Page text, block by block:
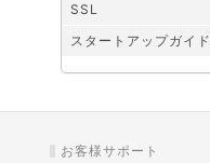
SSL
スタートアップガイド
お客様サポート